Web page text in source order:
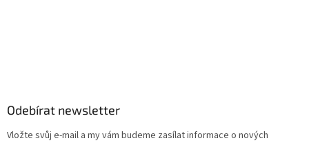
Odebírat newsletter
Vložte svůj e-mail a my vám budeme zasílat informace o nových